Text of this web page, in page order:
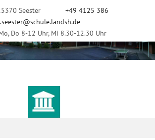
Seester
+49 4125 386
Do 8-12 Uhr, Mi 8.30-12.30 Uhr